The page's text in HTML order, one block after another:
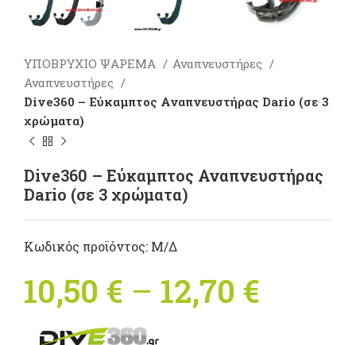
ΥΠΟΒΡΥΧΙΟ ΨΑΡΕΜΑ
Αναπνευστήρες
Αναπνευστήρες
Dive360 – Εύκαμπτος Αναπνευστήρας Dario (σε 3
χρώματα)
Dive360 – Εύκαμπτος Αναπνευστήρας
Dario (σε 3 χρώματα)
Κωδικός προϊόντος: Μ/Δ
10,50 € – 12,70 €